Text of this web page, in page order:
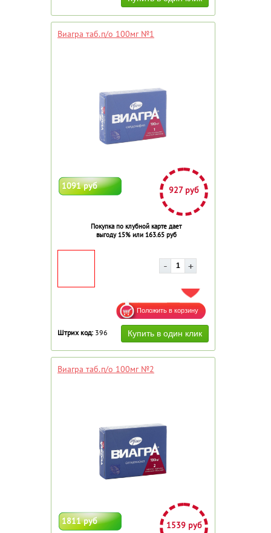
Виагра таб.п/о 100мг №1
1091 руб 927 руб
Покупка по клубной карте дает
выгоду 15% или 163.65 руб
ДОБАВИТЬ В ИЗБРАННОЕ
Штрих код: 396
Виагра таб.п/о 100мг №2
1811 руб 1539 руб